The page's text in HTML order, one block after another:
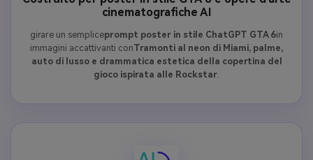
cinematografiche AI
girare un sempliceprompt poster in stile ChatGPT GTA 6in
immagini accattivanti conTramonti al neon di Miami, palme,
auto di lusso e drammatica estetica della copertina del
gioco ispirata alle Rockstar